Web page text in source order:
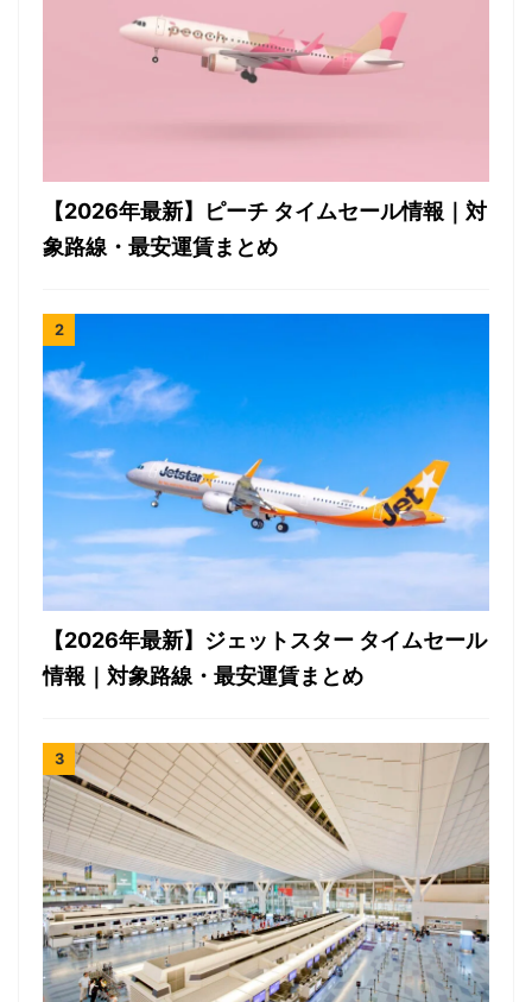
【2026年最新】ピーチ タイムセール情報｜対
象路線・最安運賃まとめ
【2026年最新】ジェットスター タイムセール
情報｜対象路線・最安運賃まとめ